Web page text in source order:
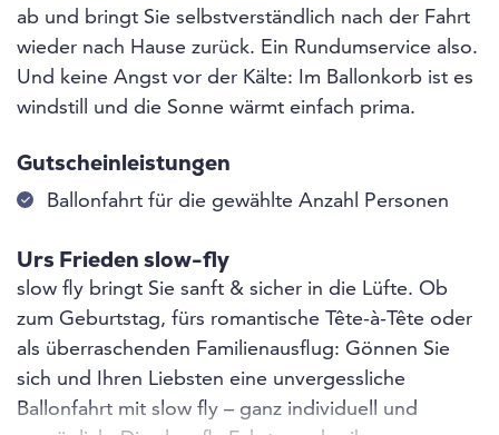
ab und bringt Sie selbstverständlich nach der Fahrt
wieder nach Hause zurück. Ein Rundumservice also.
Und keine Angst vor der Kälte: Im Ballonkorb ist es
windstill und die Sonne wärmt einfach prima.
Gutscheinleistungen
Ballonfahrt für die gewählte Anzahl Personen
Urs Frieden slow-fly
slow fly bringt Sie sanft & sicher in die Lüfte. Ob
zum Geburtstag, fürs romantische Tête-à-Tête oder
als überraschenden Familienausflug: Gönnen Sie
sich und Ihren Liebsten eine unvergessliche
Ballonfahrt mit slow fly – ganz individuell und